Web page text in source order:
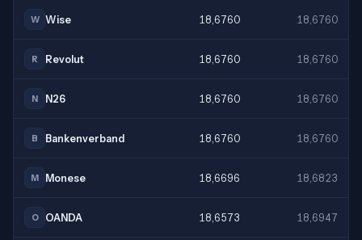
W Wise 18,6760 18,6760
R Revolut 18,6760 18,6760
N N26 18,6760 18,6760
B Bankenverband 18,6760 18,6760
M Monese 18,6696 18,6823
O OANDA 18,6573 18,6947